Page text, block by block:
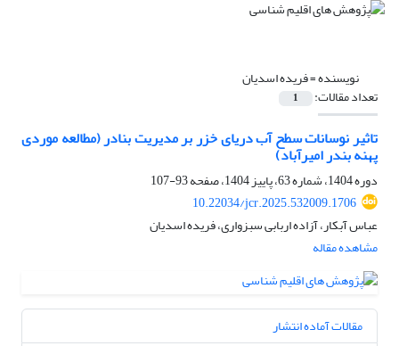
نویسنده =فریده اسدیان
تعداد مقالات: 1
تاثیر نوسانات سطح آب دریای خزر بر مدیریت بنادر (مطالعه موردی
پهنه بندر امیرآباد)
دوره 1404، شماره 63، پاییز 1404، صفحه
93-107
10.22034/jcr.2025.532009.1706
عباس آبکار، آزاده اربابی سبزواری، فریده اسدیان
مشاهده مقاله
مقالات آماده انتشار